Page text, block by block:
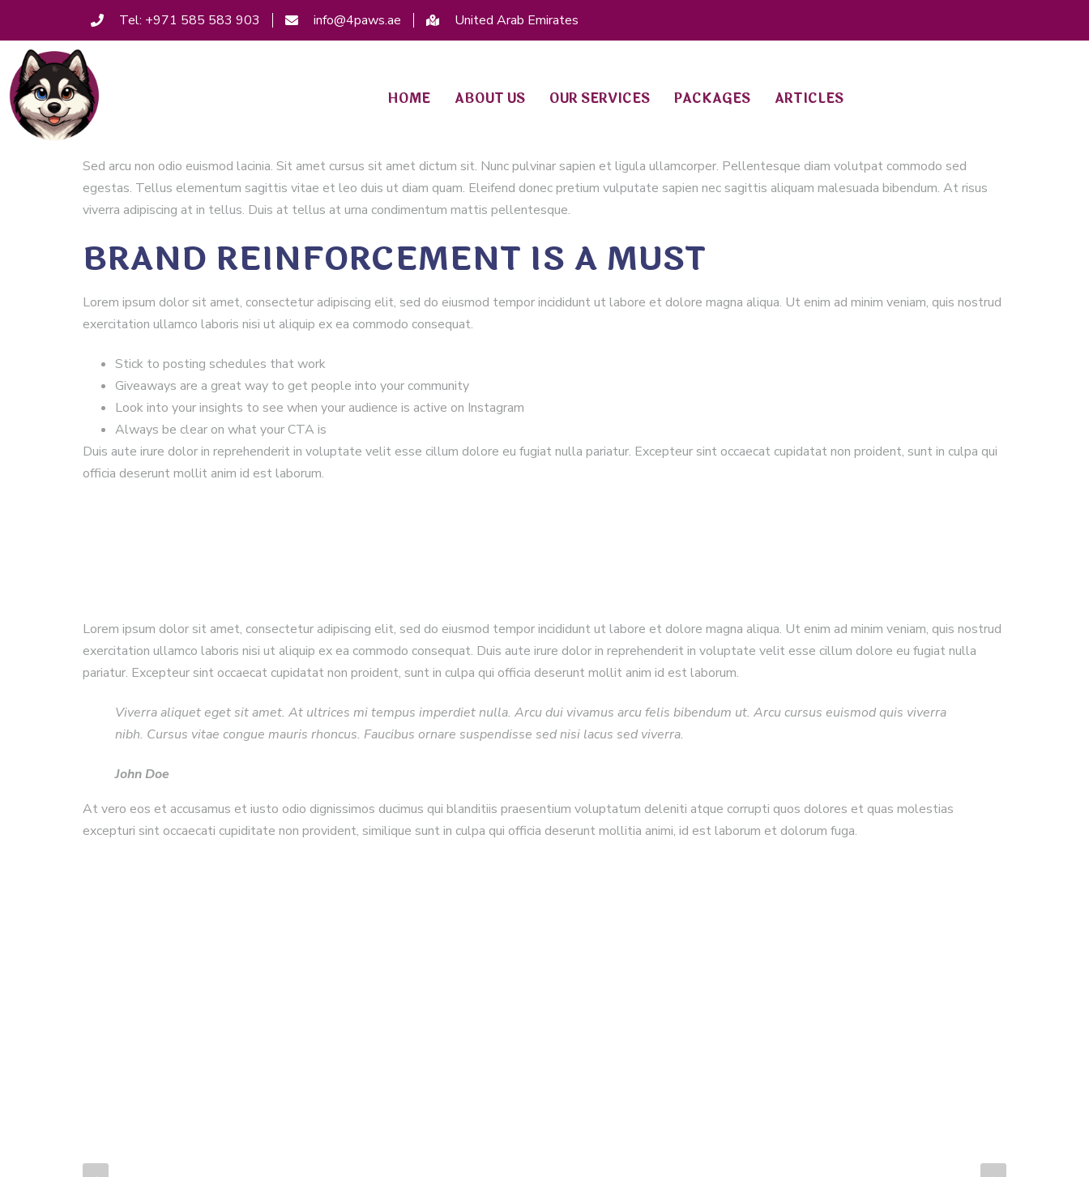
Tel: +971 585 583 903 info@4paws.ae United Arab Emirates
HOME ABOUT US OUR SERVICES PACKAGES ARTICLES
Sed arcu non odio euismod lacinia. Sit amet cursus sit amet dictum sit. Nunc pulvinar sapien et ligula ullamcorper. Pellentesque diam volutpat commodo sed
egestas. Tellus elementum sagittis vitae et leo duis ut diam quam. Eleifend donec pretium vulputate sapien nec sagittis aliquam malesuada bibendum. At risus
viverra adipiscing at in tellus. Duis at tellus at urna condimentum mattis pellentesque.
BRAND REINFORCEMENT IS A MUST
Lorem ipsum dolor sit amet, consectetur adipiscing elit, sed do eiusmod tempor incididunt ut labore et dolore magna aliqua. Ut enim ad minim veniam, quis nostrud
exercitation ullamco laboris nisi ut aliquip ex ea commodo consequat.
Stick to posting schedules that work
Giveaways are a great way to get people into your community
Look into your insights to see when your audience is active on Instagram
Always be clear on what your CTA is
Duis aute irure dolor in reprehenderit in voluptate velit esse cillum dolore eu fugiat nulla pariatur. Excepteur sint occaecat cupidatat non proident, sunt in culpa qui
officia deserunt mollit anim id est laborum.
Lorem ipsum dolor sit amet, consectetur adipiscing elit, sed do eiusmod tempor incididunt ut labore et dolore magna aliqua. Ut enim ad minim veniam, quis nostrud
exercitation ullamco laboris nisi ut aliquip ex ea commodo consequat. Duis aute irure dolor in reprehenderit in voluptate velit esse cillum dolore eu fugiat nulla
pariatur. Excepteur sint occaecat cupidatat non proident, sunt in culpa qui officia deserunt mollit anim id est laborum.
Viverra aliquet eget sit amet. At ultrices mi tempus imperdiet nulla. Arcu dui vivamus arcu felis bibendum ut. Arcu cursus euismod quis viverra
nibh. Cursus vitae congue mauris rhoncus. Faucibus ornare suspendisse sed nisi lacus sed viverra.
John Doe
At vero eos et accusamus et iusto odio dignissimos ducimus qui blanditiis praesentium voluptatum deleniti atque corrupti quos dolores et quas molestias
excepturi sint occaecati cupiditate non provident, similique sunt in culpa qui officia deserunt mollitia animi, id est laborum et dolorum fuga.